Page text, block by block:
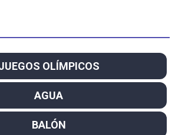
OLÍMPICOS
AGUA
BALÓN